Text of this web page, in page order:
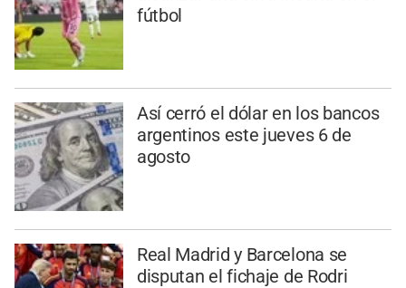
fútbol
Así cerró el dólar en los bancos
argentinos este jueves 6 de
agosto
Real Madrid y Barcelona se
disputan el fichaje de Rodri